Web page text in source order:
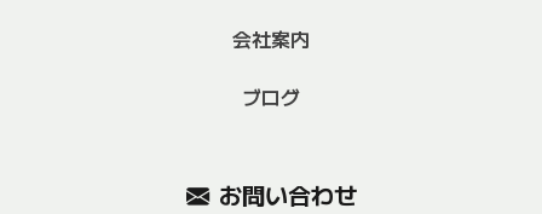
会社案内
ブログ
お問い合わせ